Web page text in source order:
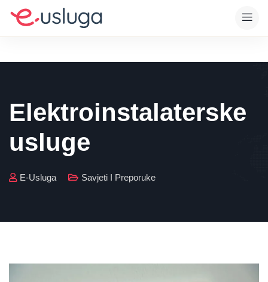
Elektroinstalaterske
usluge
E-Usluga Savjeti I Preporuke